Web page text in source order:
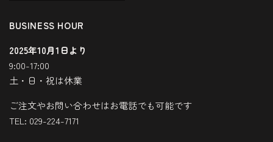
BUSINESS HOUR
2025年10月1日より
9:00-17:00
土・日・祝は休業
ご注文やお問い合わせはお電話でも可能です
TEL: 029-224-7171